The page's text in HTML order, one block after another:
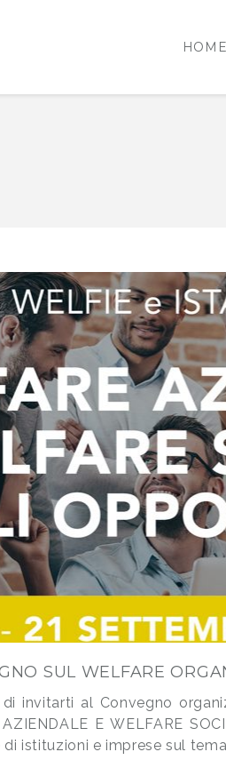
HOME
SUL WELFARE
invitarti al Convegno
E WELFARE
di istituzioni e imprese sul